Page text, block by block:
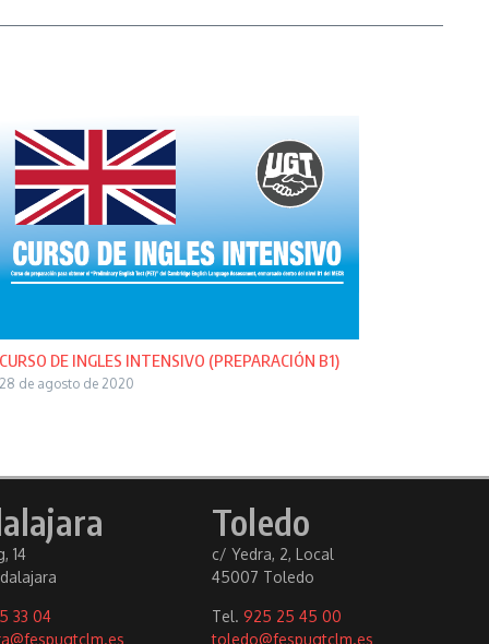
CURSO DE INGLES INTENSIVO (PREPARACIÓN B1)
28 de agosto de 2020
14
33 04
Toledo
c/ Yedra, 2, Local
45007 Toledo
Tel. 925 25 45 00
toledo@fespugtclm.es